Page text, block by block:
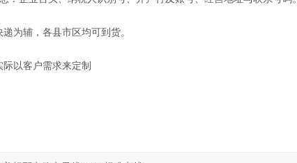
为辅，各县市区均可到货。
以客户需求来定制